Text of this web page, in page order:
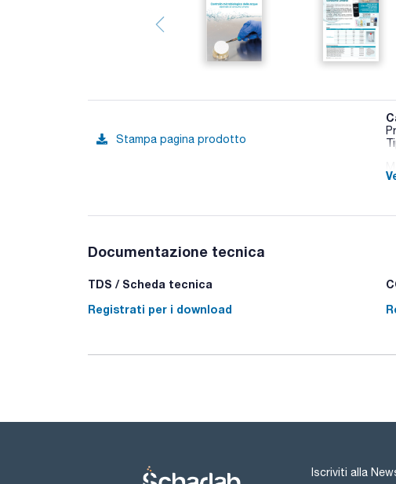
Stampa pagina prodotto
Documentazione tecnica
TDS / Scheda tecnica
Registrati per i download
Iscriviti alla